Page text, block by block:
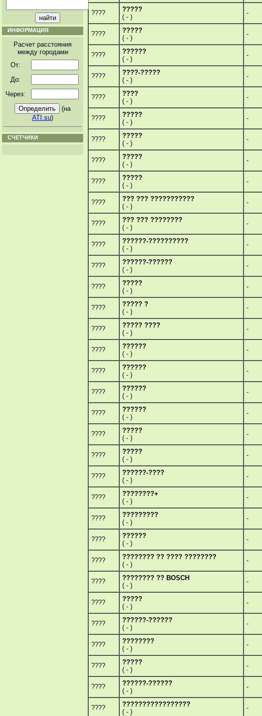
ИНФОРМАЦИЯ
Расчет расстояния
между городами
От:
До:
Через:
(на
ATI.su)
СЧЕТЧИКИ
????
?????
( - )
-
????
?????
( - )
-
????
??????
( - )
-
????
????-?????
( - )
-
????
????
( - )
-
????
?????
( - )
-
????
?????
( - )
-
????
?????
( - )
-
????
?????
( - )
-
????
??? ??? ???????????
( - )
-
????
??? ??? ????????
( - )
-
????
??????-??????????
( - )
-
????
??????-??????
( - )
-
????
?????
( - )
-
????
????? ?
( - )
-
????
????? ????
( - )
-
????
??????
( - )
-
????
??????
( - )
-
????
??????
( - )
-
????
??????
( - )
-
????
?????
( - )
-
????
?????
( - )
-
????
??????-????
( - )
-
????
????????+
( - )
-
????
?????????
( - )
-
????
??????
( - )
-
????
???????? ?? ???? ????????
( - )
-
????
???????? ?? BOSCH
( - )
-
????
?????
( - )
-
????
??????-??????
( - )
-
????
????????
( - )
-
????
?????
( - )
-
????
??????-??????
( - )
-
????
?????????????????
( - )
-